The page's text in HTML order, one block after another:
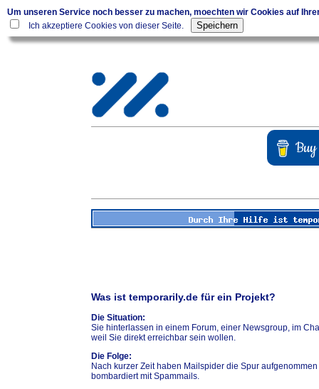
Um unseren Service noch besser zu machen, moechten wir Cookies auf
Ich akzeptiere Cookies von dieser Seite.
Was ist temporarily.de für ein Projekt?
Die Situation:
Sie hinterlassen in einem Forum, einer Newsgroup, im
weil Sie direkt erreichbar sein wollen.
Die Folge:
Nach kurzer Zeit haben Mailspider die Spur
bombardiert mit Spammails.